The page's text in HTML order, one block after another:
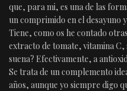
que, para mi, es una de las
un comprimido en el desayuno
Tiene, como os he contado
extracto de tomate, vitamina C,
suena? Efectivamente, a
Se trata de un complemento
años, aunque yo siempre digo